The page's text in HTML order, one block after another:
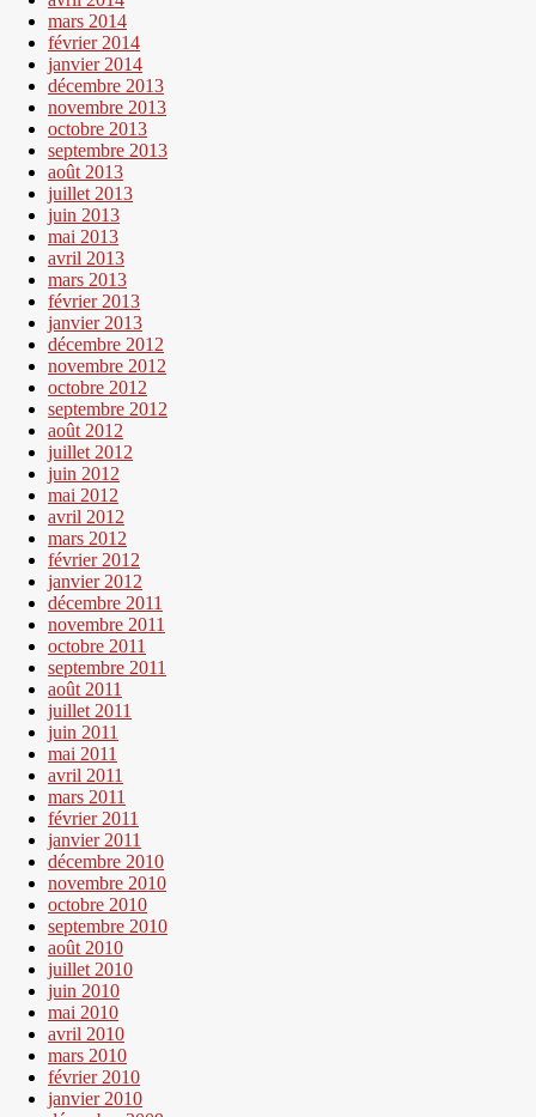
mars 2014
février 2014
janvier 2014
décembre 2013
novembre 2013
octobre 2013
septembre 2013
août 2013
juillet 2013
juin 2013
mai 2013
avril 2013
mars 2013
février 2013
janvier 2013
décembre 2012
novembre 2012
octobre 2012
septembre 2012
août 2012
juillet 2012
juin 2012
mai 2012
avril 2012
mars 2012
février 2012
janvier 2012
décembre 2011
novembre 2011
octobre 2011
septembre 2011
août 2011
juillet 2011
juin 2011
mai 2011
avril 2011
mars 2011
février 2011
janvier 2011
décembre 2010
novembre 2010
octobre 2010
septembre 2010
août 2010
juillet 2010
juin 2010
mai 2010
avril 2010
mars 2010
février 2010
janvier 2010